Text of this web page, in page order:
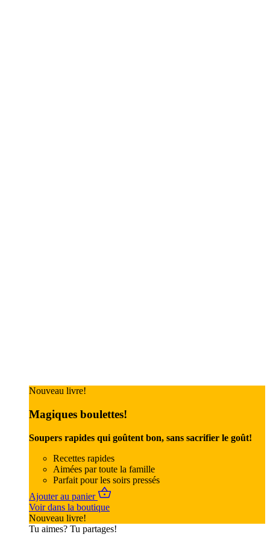
Nouveau livre!
Magiques boulettes!
Soupers rapides qui goûtent bon, sans sacrifier le goût!
Recettes rapides
Aimées par toute la famille
Parfait pour les soirs pressés
Ajouter au panier
Voir dans la boutique
Nouveau livre!
Tu aimes? Tu partages!